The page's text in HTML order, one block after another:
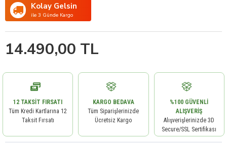
14.490,00 TL
Kolay Gelsin
ile 3 Günde Kargo
12 TAKSIT FIRSATI
Tüm Kredi Kartlarına 12
Taksit Fırsatı
KARGO BEDAVA
Tüm Siparişlerinizde
Ücretsiz Kargo
%100 GÜVENLI
ALIŞVERIŞ
Alışverişlerinizde 3D
Secure/SSL Sertifikası